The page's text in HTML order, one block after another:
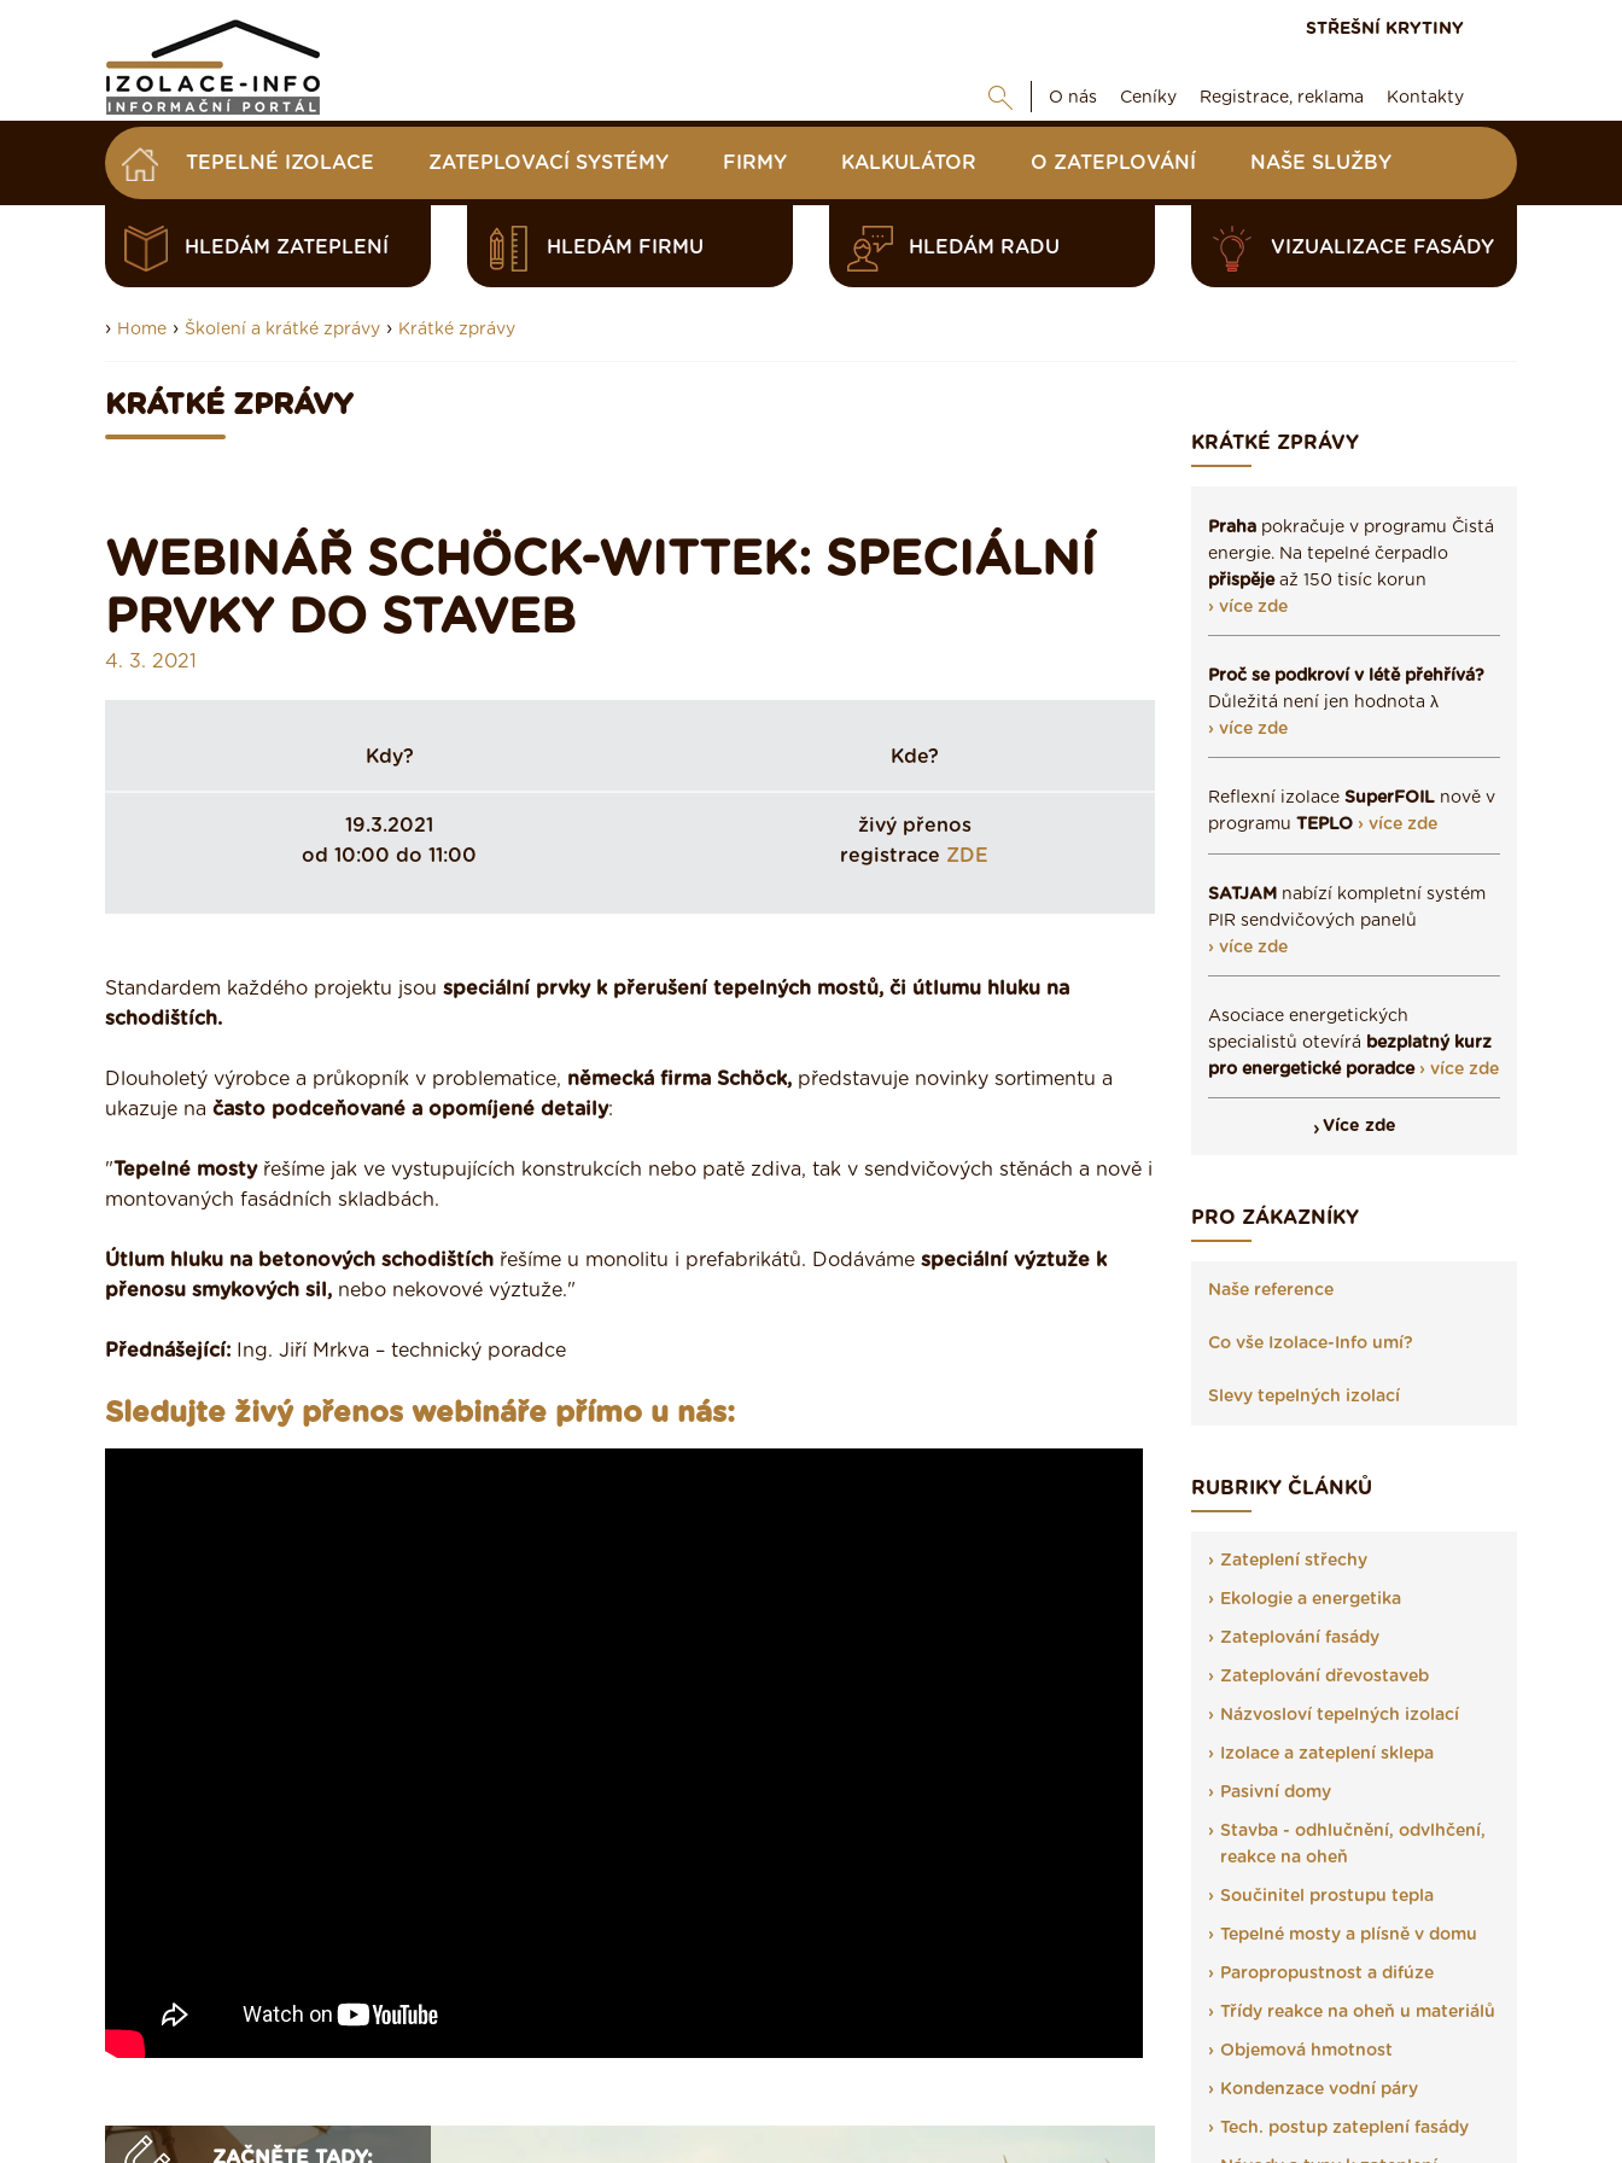
STŘEŠNÍ KRYTINY
O nás Ceníky Registrace, reklama Kontakty
TEPELNÉ IZOLACE ZATEPLOVACÍ SYSTÉMY FIRMY KALKULÁTOR O ZATEPLOVÁNÍ NAŠE SLUŽBY
HLEDÁM ZATEPLENÍ HLEDÁM FIRMU HLEDÁM RADU VIZUALIZACE FASÁDY
› Home › Školení a krátké zprávy › Krátké zprávy
KRÁTKÉ ZPRÁVY
WEBINÁŘ SCHÖCK-WITTEK: SPECIÁLNÍ
PRVKY DO STAVEB
4. 3. 2021
Kdy? Kde?
19.3.2021
od 10:00 do 11:00
živý přenos
registrace ZDE
Standardem každého projektu jsou speciální prvky k přerušení tepelných mostů, či útlumu hluku na
schodištích.
Dlouholetý výrobce a průkopník v problematice, německá firma Schöck, představuje novinky sortimentu a
ukazuje na často podceňované a opomíjené detaily:
"Tepelné mostyřešíme jak ve vystupujících konstrukcích nebo patě zdiva, tak v sendvičových stěnách a nově i
montovaných fasádních skladbách.
Útlum hluku na betonových schodištích řešíme u monolitu i prefabrikátů. Dodáváme speciální výztuže k
přenosu smykových sil, nebo nekovové výztuže."
Přednášející: Ing. Jiří Mrkva – technický poradce
Sledujte živý přenos webináře přímo u nás:
ZAČNĚTE TADY:
KRÁTKÉ ZPRÁVY
Praha pokračuje v programu Čistá
energie. Na tepelné čerpadlo
přispějeaž 150 tisíc korun
› více zde
Proč se podkroví v létě přehřívá?
Důležitá není jen hodnota λ
› více zde
Reflexní izolace SuperFOIL nově v
programu TEPLO › více zde
SATJAM nabízí kompletní systém
PIR sendvičových panelů
› více zde
Asociace energetických
specialistů otevírá bezplatný kurz
pro energetické poradce › více zde
Více zde
PRO ZÁKAZNÍKY
Naše reference
Co vše Izolace-Info umí?
Slevy tepelných izolací
RUBRIKY ČLÁNKŮ
Zateplení střechy
Ekologie a energetika
Zateplování fasády
Zateplování dřevostaveb
Názvosloví tepelných izolací
Izolace a zateplení sklepa
Pasivní domy
Stavba - odhlučnění, odvlhčení,
reakce na oheň
Součinitel prostupu tepla
Tepelné mosty a plísně v domu
Paropropustnost a difúze
Třídy reakce na oheň u materiálů
Objemová hmotnost
Kondenzace vodní páry
Tech. postup zateplení fasády